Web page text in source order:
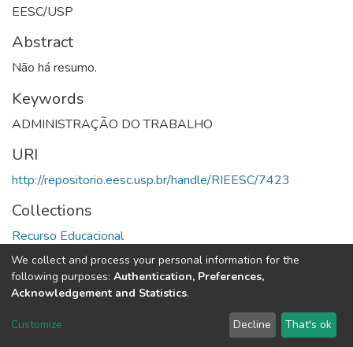
EESC/USP
Abstract
Não há resumo.
Keywords
ADMINISTRAÇÃO DO TRABALHO
URI
http://repositorio.eesc.usp.br/handle/RIEESC/7423
Collections
Recurso Educacional
Full item page
DSpace software copyright © 2002-2026 LYRASIS
Send Feedback
We collect and process your personal information for the
following purposes: Authentication, Preferences,
Acknowledgement and Statistics.
Customize Decline That's ok